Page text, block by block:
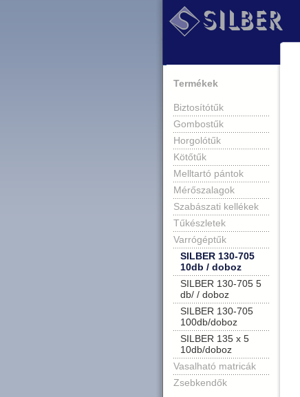
Termékek
Biztosítótűk
Gombostűk
Horgolótűk
Kötőtűk
Melltartó pántok
Mérőszalagok
Szabászati kellékek
Tűkészletek
Varrógéptűk
SILBER 130-705
10db / doboz
SILBER 130-705 5
db/ / doboz
SILBER 130-705
100db/doboz
SILBER 135 x 5
10db/doboz
Vasalható matricák
Zsebkendők